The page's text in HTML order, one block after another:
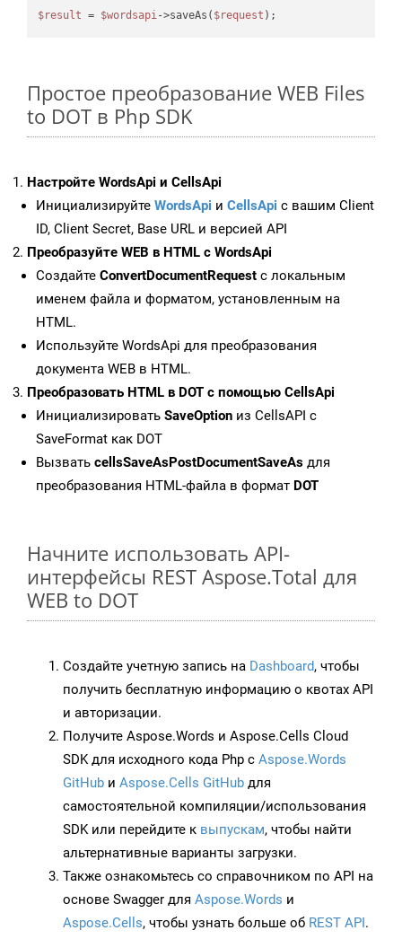
$result = $wordsapi->saveAs( $request
Простое преобразование WEB Files
to DOT в Php SDK
Настройте WordsApi и CellsApi
Инициализируйте WordsApi и CellsApi с вашим Client
ID, Client Secret, Base URL и версией API
Преобразуйте WEB в HTML с WordsApi
Создайте ConvertDocumentRequest с локальным
именем файла и форматом, установленным на
HTML.
Используйте WordsApi для преобразования
документа WEB в HTML.
Преобразовать HTML в DOT с помощью CellsApi
Инициализировать SaveOption из CellsAPI с
SaveFormat как DOT
Вызвать cellsSaveAsPostDocumentSaveAs для
преобразования HTML-файла в формат DOT
Начните использовать API-
интерфейсы REST Aspose.Total для
WEB to DOT
Создайте учетную запись на Dashboard, чтобы
получить бесплатную информацию о квотах API
и авторизации.
Получите Aspose.Words и Aspose.Cells Cloud
SDK для исходного кода Php с Aspose.Words
GitHub и Aspose.Cells GitHub для
самостоятельной компиляции/использования
SDK или перейдите к выпускам, чтобы найти
альтернативные варианты загрузки.
Также ознакомьтесь со справочником по API на
основе Swagger для Aspose.Words и
Aspose.Cells, чтобы узнать больше об REST API.